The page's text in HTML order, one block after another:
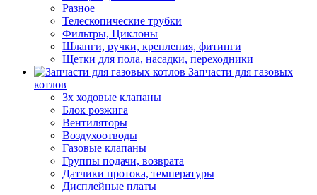
Разное
Телескопические трубки
Фильтры, Циклоны
Шланги, ручки, крепления, фитинги
Щетки для пола, насадки, переходники
Запчасти для газовых
котлов
3х ходовые клапаны
Блок розжига
Вентиляторы
Воздухоотводы
Газовые клапаны
Группы подачи, возврата
Датчики протока, температуры
Дисплейные платы